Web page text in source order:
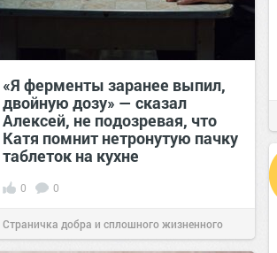
«Я ферменты заранее выпил,
двойную дозу» — сказал
Алексей, не подозревая, что
Катя помнит нетронутую пачку
таблеток на кухне
0 0
Страничка добра и сплошного жизненного